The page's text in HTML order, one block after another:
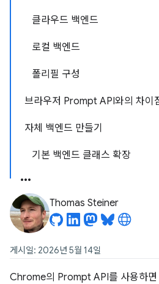
클라우드 백엔드
로컬 백엔드
폴리필 구성
브라우저 Prompt API와의 차이
자체 백엔드 만들기
기본 백엔드 클래스 확장
Thomas Steiner
게시일: 2026년 5월 14일
Chrome의 Prompt API를 사용하면